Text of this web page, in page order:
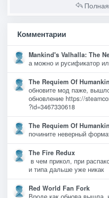
Полная
Комментарии
Mankind's Valhalla: The
а можно и русификатор
The Requiem Of
обновите мод паже,
обновление https://
?id=3467330618
The Requiem Of
почините неверный
The Fire Redux
в чем прикол, при
и типа дальше уже никак
Red World Fan Fork